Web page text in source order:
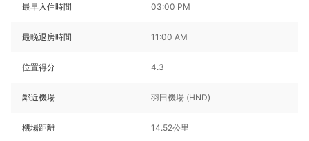
最早入住時間 03:00 PM
最晚退房時間 11:00 AM
位置得分 4.3
鄰近機場 羽田機場 (HND)
機場距離 14.52公里